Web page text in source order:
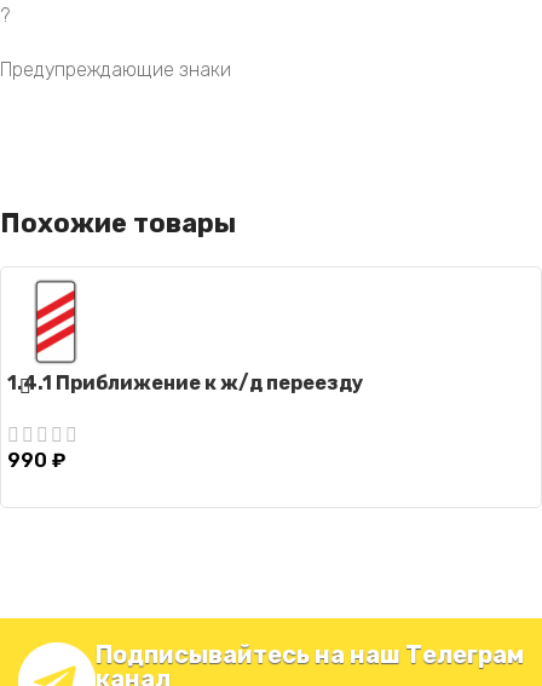
?
Предупреждающие знаки
Похожие товары
1.4.1 Приближение к ж/д переезду
990 ₽
Подписывайтесь на наш Телеграм
канал